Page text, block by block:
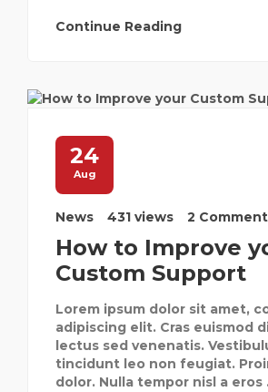
Continue Reading
24
Aug
News 431 views 2
How to Improve
Custom Support
Lorem ipsum dolor sit amet,
adipiscing elit. Cras euismod
lectus sed venenatis.
tincidunt leo non feugiat.
dolor. Nulla tempor nisl a eros